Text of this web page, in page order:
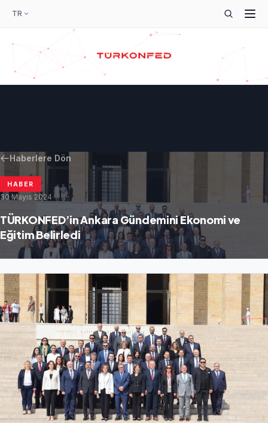
TR
Haberlere Dön
HABER
30 Mayıs 2024
TÜRKONFED’in Ankara Gündemini Ekonomi ve
Eğitim Belirledi